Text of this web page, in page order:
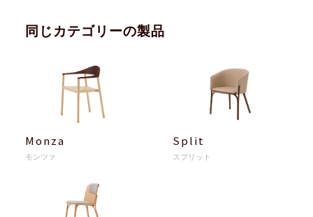
同じカテゴリーの製品
Monza
モンツァ
Split
スプリット